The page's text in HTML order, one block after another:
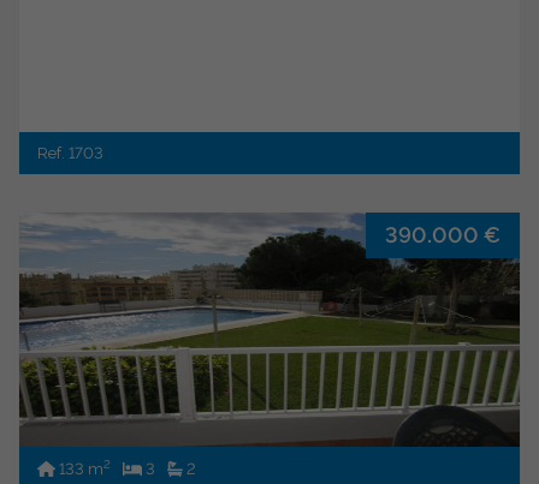
Ref. 1703
390.000 €
133 m2 3 2